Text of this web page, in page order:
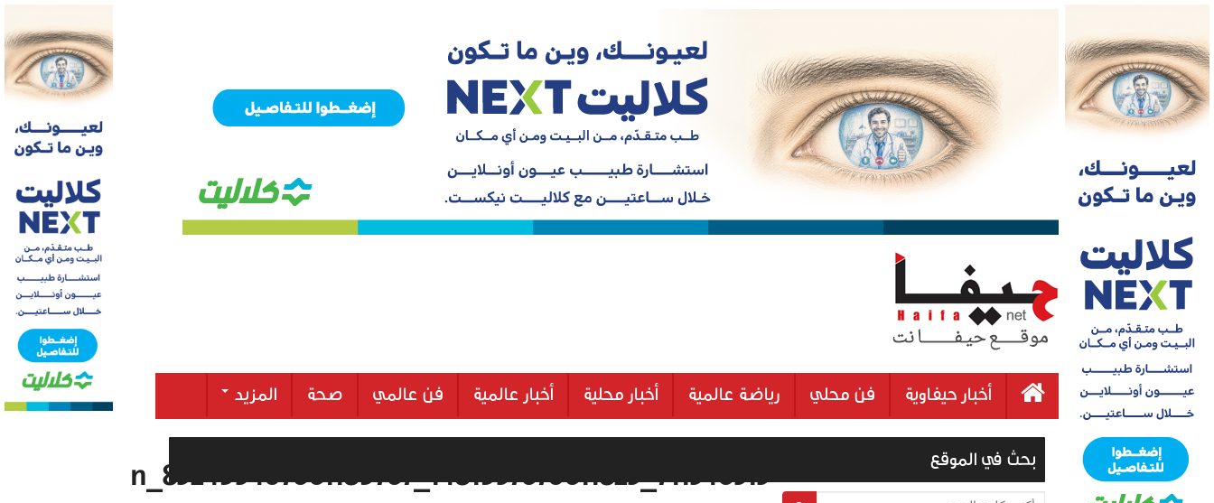
أخبار حيفاوية فن محلي رياضة عالمية أخبار محلية أخبار عالمية فن عالمي صحة المزيد
711546515_1481957670611823_832493407661189767_n بحث في الموقع
أكتب كلمة البحث ...